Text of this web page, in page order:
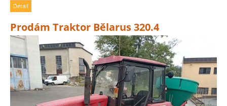
Detail
Prodám Traktor Bělarus 320.4